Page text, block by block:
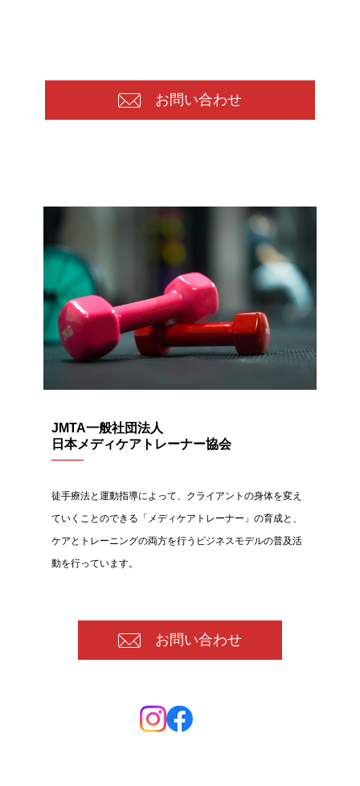
お問い合わせ
JMTA一般社団法人
日本メディケアトレーナー協会
徒手療法と運動指導によって、クライアントの身体を変え
ていくことのできる「メディケアトレーナー」の育成と、
ケアとトレーニングの両方を行うビジネスモデルの普及活
動を行っています。
お問い合わせ